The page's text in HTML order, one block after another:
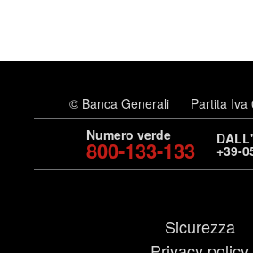
© Banca Generali
Partita Iva
Numero verde
800-133-133 +39-
Sicurezza